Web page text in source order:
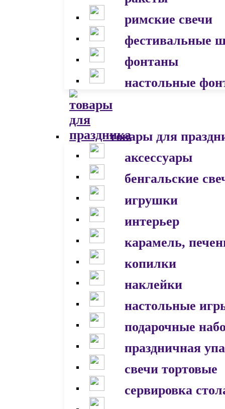
римские свечи
фестивальные
фонтаны
настольные
товары для
аксессуары
бенгальские
игрушки
интерьер
карамель,
копилки
наклейки
настольные
подарочные
праздничная
свечи тортовые
сервировка